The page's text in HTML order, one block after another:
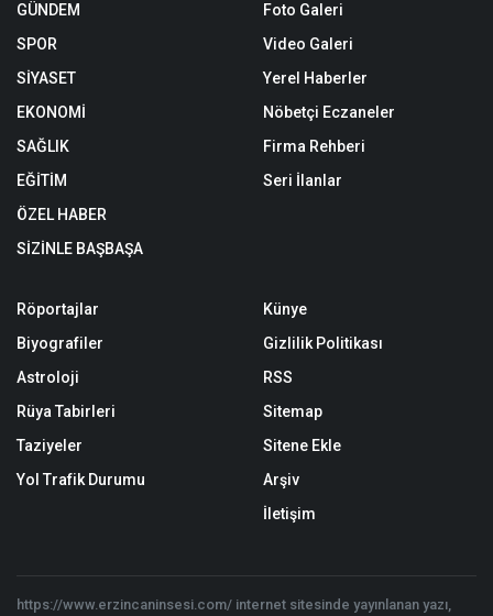
GÜNDEM
SPOR
SİYASET
EKONOMİ
SAĞLIK
EĞİTİM
ÖZEL HABER
SİZİNLE BAŞBAŞA
Foto Galeri
Video Galeri
Yerel Haberler
Nöbetçi Eczaneler
Firma Rehberi
Seri İlanlar
Röportajlar
Biyografiler
Astroloji
Rüya Tabirleri
Taziyeler
Yol Trafik Durumu
Künye
Gizlilik Politikası
RSS
Sitemap
Sitene Ekle
Arşiv
İletişim
https://www.erzincaninsesi.com/ internet sitesinde yayınlanan yazı,